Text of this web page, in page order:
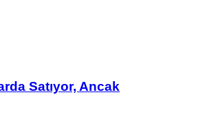
Satıyor, Ancak